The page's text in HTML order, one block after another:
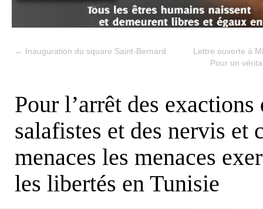
← Inauguration du square Saint-Bernard
Lettre ouverte à
Pour un
Pour l’arrêt des exactions
salafistes et des nervis et
menaces les menaces
les libertés en Tunisie